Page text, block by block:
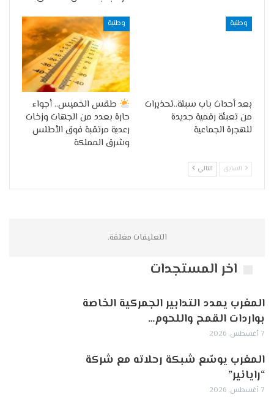
وطنية
بعد أحداث باب سبتة..تحذيرات
من تعبئة رقمية جديدة
للهجرة الجماعية
وطنية
طقس الخميس.. أجواء
حارة بعدد من الجهات وزخات
رعدية مرتقبة فوق الأطلس
وشرق المملكة
السابق التالي
التعليقات مغلقة.
اخر المستجدات
المغرب يمدد التدابير الجمركية الخاصة
بواردات القمح واللحوم…
7 أغسطس, 2026
المغرب يوسّع شبكة رحلاته مع شركة
“رايانير”
7 أغسطس, 2026